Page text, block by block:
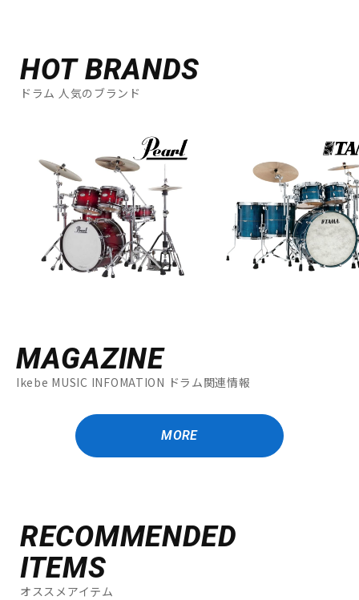
HOT BRANDS
ドラム 人気のブランド
MAGAZINE
Ikebe MUSIC INFOMATION ドラム関連情報
MORE
RECOMMENDED
ITEMS
オススメアイテム